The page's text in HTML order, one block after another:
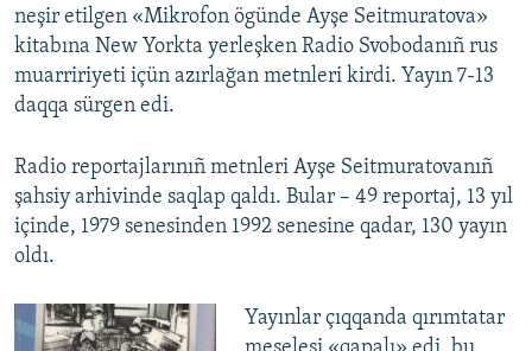
neşir etilgen «Mikrofon ögünde Ayşe Seitmuratova»
kitabına New Yorkta yerleşken Radio Svobodanıñ rus
muarririyeti içün azırlağan metnleri kirdi. Yayın 7-13
daqqa sürgen edi.
Radio reportajlarınıñ metnleri Ayşe Seitmuratovanıñ
şahsiy arhivinde saqlap qaldı. Bular – 49 reportaj, 13 yıl
içinde, 1979 senesinden 1992 senesine qadar, 130 yayın
oldı.
Yayınlar çıqqanda qırımtatar